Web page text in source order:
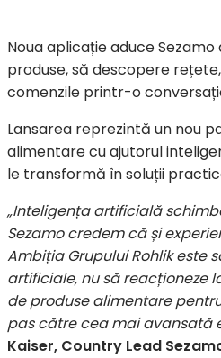
Noua aplicație aduce
produse, să descopere
comenzile printr-o
Lansarea reprezintă un nou
alimentare cu ajutorul
le transformă în soluții
„Inteligența artificială
Sezamo credem că și
Ambiția Grupului Rohlik este
artificiale, nu să reacționeze
de produse alimentare
pas către cea mai avansată
Kaiser, Country Lead